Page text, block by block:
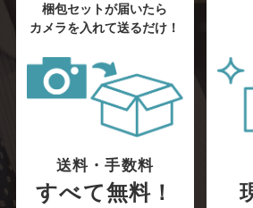
梱包セットが届いたら
カメラを入れて送るだけ！
送料・手数料
すべて無料！